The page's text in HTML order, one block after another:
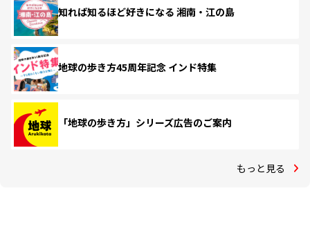
知れば知るほど好きになる 湘南・江の島
地球の歩き方45周年記念 インド特集
「地球の歩き方」シリーズ広告のご案内
もっと見る